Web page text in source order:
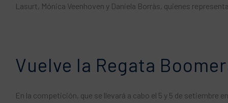
Lasurt, Mónica Veenhoven y Daniela Borràs, quienes
Vuelve la Regata
En la competición, que se llevará a cabo el 5 y 5 de setiembre